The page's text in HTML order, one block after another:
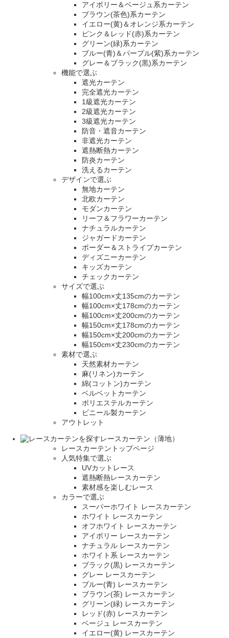
アイボリー＆ベージュ系カーテン
ブラウン(茶色)系カーテン
イエロー(黄)＆オレンジ系カーテン
ピンク＆レッド(赤)系カーテン
グリーン(緑)系カーテン
ブルー(青)＆パープル(紫)系カーテン
グレー＆ブラック(黒)系カーテン
機能で選ぶ
遮光カーテン
完全遮光カーテン
1級遮光カーテン
2級遮光カーテン
3級遮光カーテン
防音・遮音カーテン
非遮光カーテン
遮熱断熱カーテン
防炎カーテン
洗えるカーテン
デザインで選ぶ
無地カーテン
北欧カーテン
モダンカーテン
リーフ＆フラワーカーテン
ナチュラルカーテン
ジャガードカーテン
ボーダー＆ストライプカーテン
ディズニーカーテン
キッズカーテン
チェックカーテン
サイズで選ぶ
幅100cm×丈135cmのカーテン
幅100cm×丈178cmのカーテン
幅100cm×丈200cmのカーテン
幅150cm×丈178cmのカーテン
幅150cm×丈200cmのカーテン
幅150cm×丈230cmのカーテン
素材で選ぶ
天然素材カーテン
麻(リネン)カーテン
綿(コットン)カーテン
ベルベットカーテン
ポリエステルカーテン
ビニール製カーテン
アウトレット
レースカーテン（薄地）
レースカーテントップページ
人気特集で選ぶ
UVカットレース
遮熱断熱レースカーテン
素材感を楽しむレース
カラーで選ぶ
スーパーホワイト レースカーテン
ホワイト レースカーテン
オフホワイト レースカーテン
アイボリー レースカーテン
ナチュラル レースカーテン
ホワイト系 レースカーテン
ブラック(黒) レースカーテン
グレー レースカーテン
ブルー(青) レースカーテン
ブラウン(茶) レースカーテン
グリーン(緑) レースカーテン
レッド(赤) レースカーテン
ベージュ レースカーテン
イエロー(黄) レースカーテン